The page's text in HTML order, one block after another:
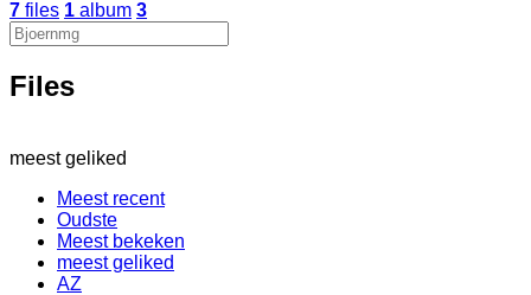
7 files 1 album 3
Files
meest geliked
Meest recent
Oudste
Meest bekeken
meest geliked
AZ